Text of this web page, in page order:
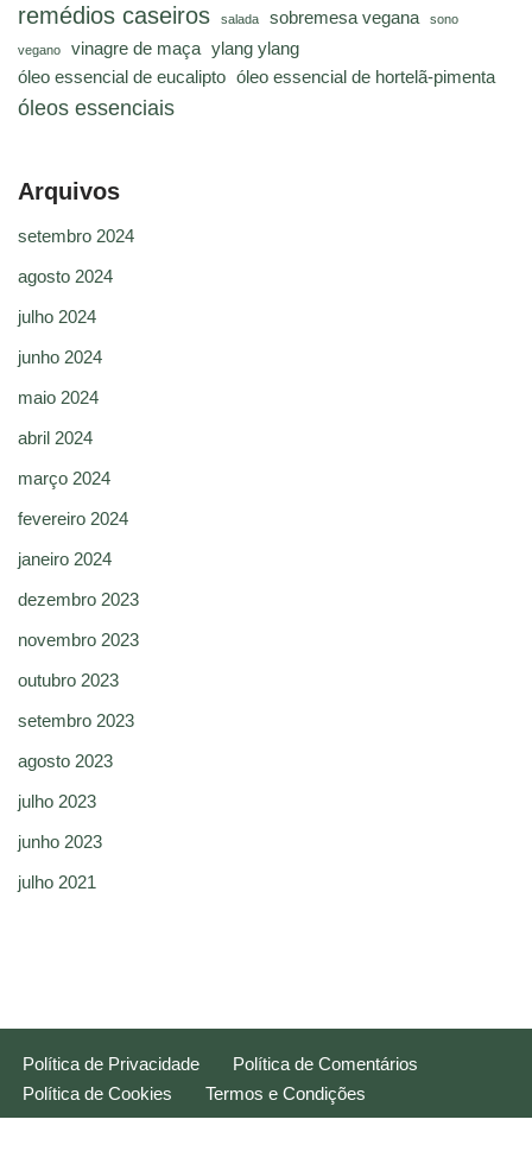
remédios caseiros salada sobremesa vegana sono
vegano vinagre de maça ylang ylang
óleo essencial de eucalipto óleo essencial de hortelã-pimenta
óleos essenciais
Arquivos
setembro 2024
agosto 2024
julho 2024
junho 2024
maio 2024
abril 2024
março 2024
fevereiro 2024
janeiro 2024
dezembro 2023
novembro 2023
outubro 2023
setembro 2023
agosto 2023
julho 2023
junho 2023
julho 2021
Política de Privacidade
Política de Comentários
Política de Cookies
Termos e Condições